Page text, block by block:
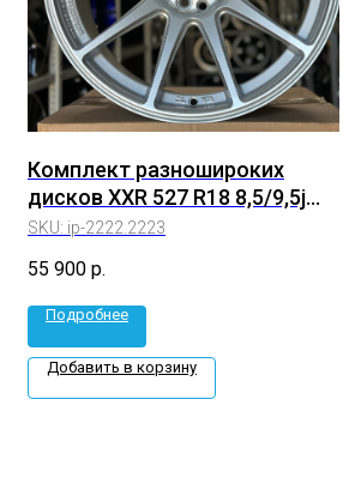
Комплект разношироких
дисков XXR 527 R18 8,5/9,5j
5*114.3/5*100 (ip-2222.2223)
SKU: ip-2222.2223
55 900 р.
Подробнее
Добавить в корзину